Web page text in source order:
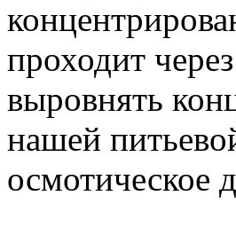
проходит
выровнять
нашей
осмотическое